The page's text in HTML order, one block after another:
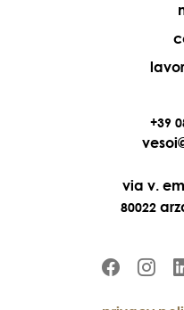
+39
via v.
80022